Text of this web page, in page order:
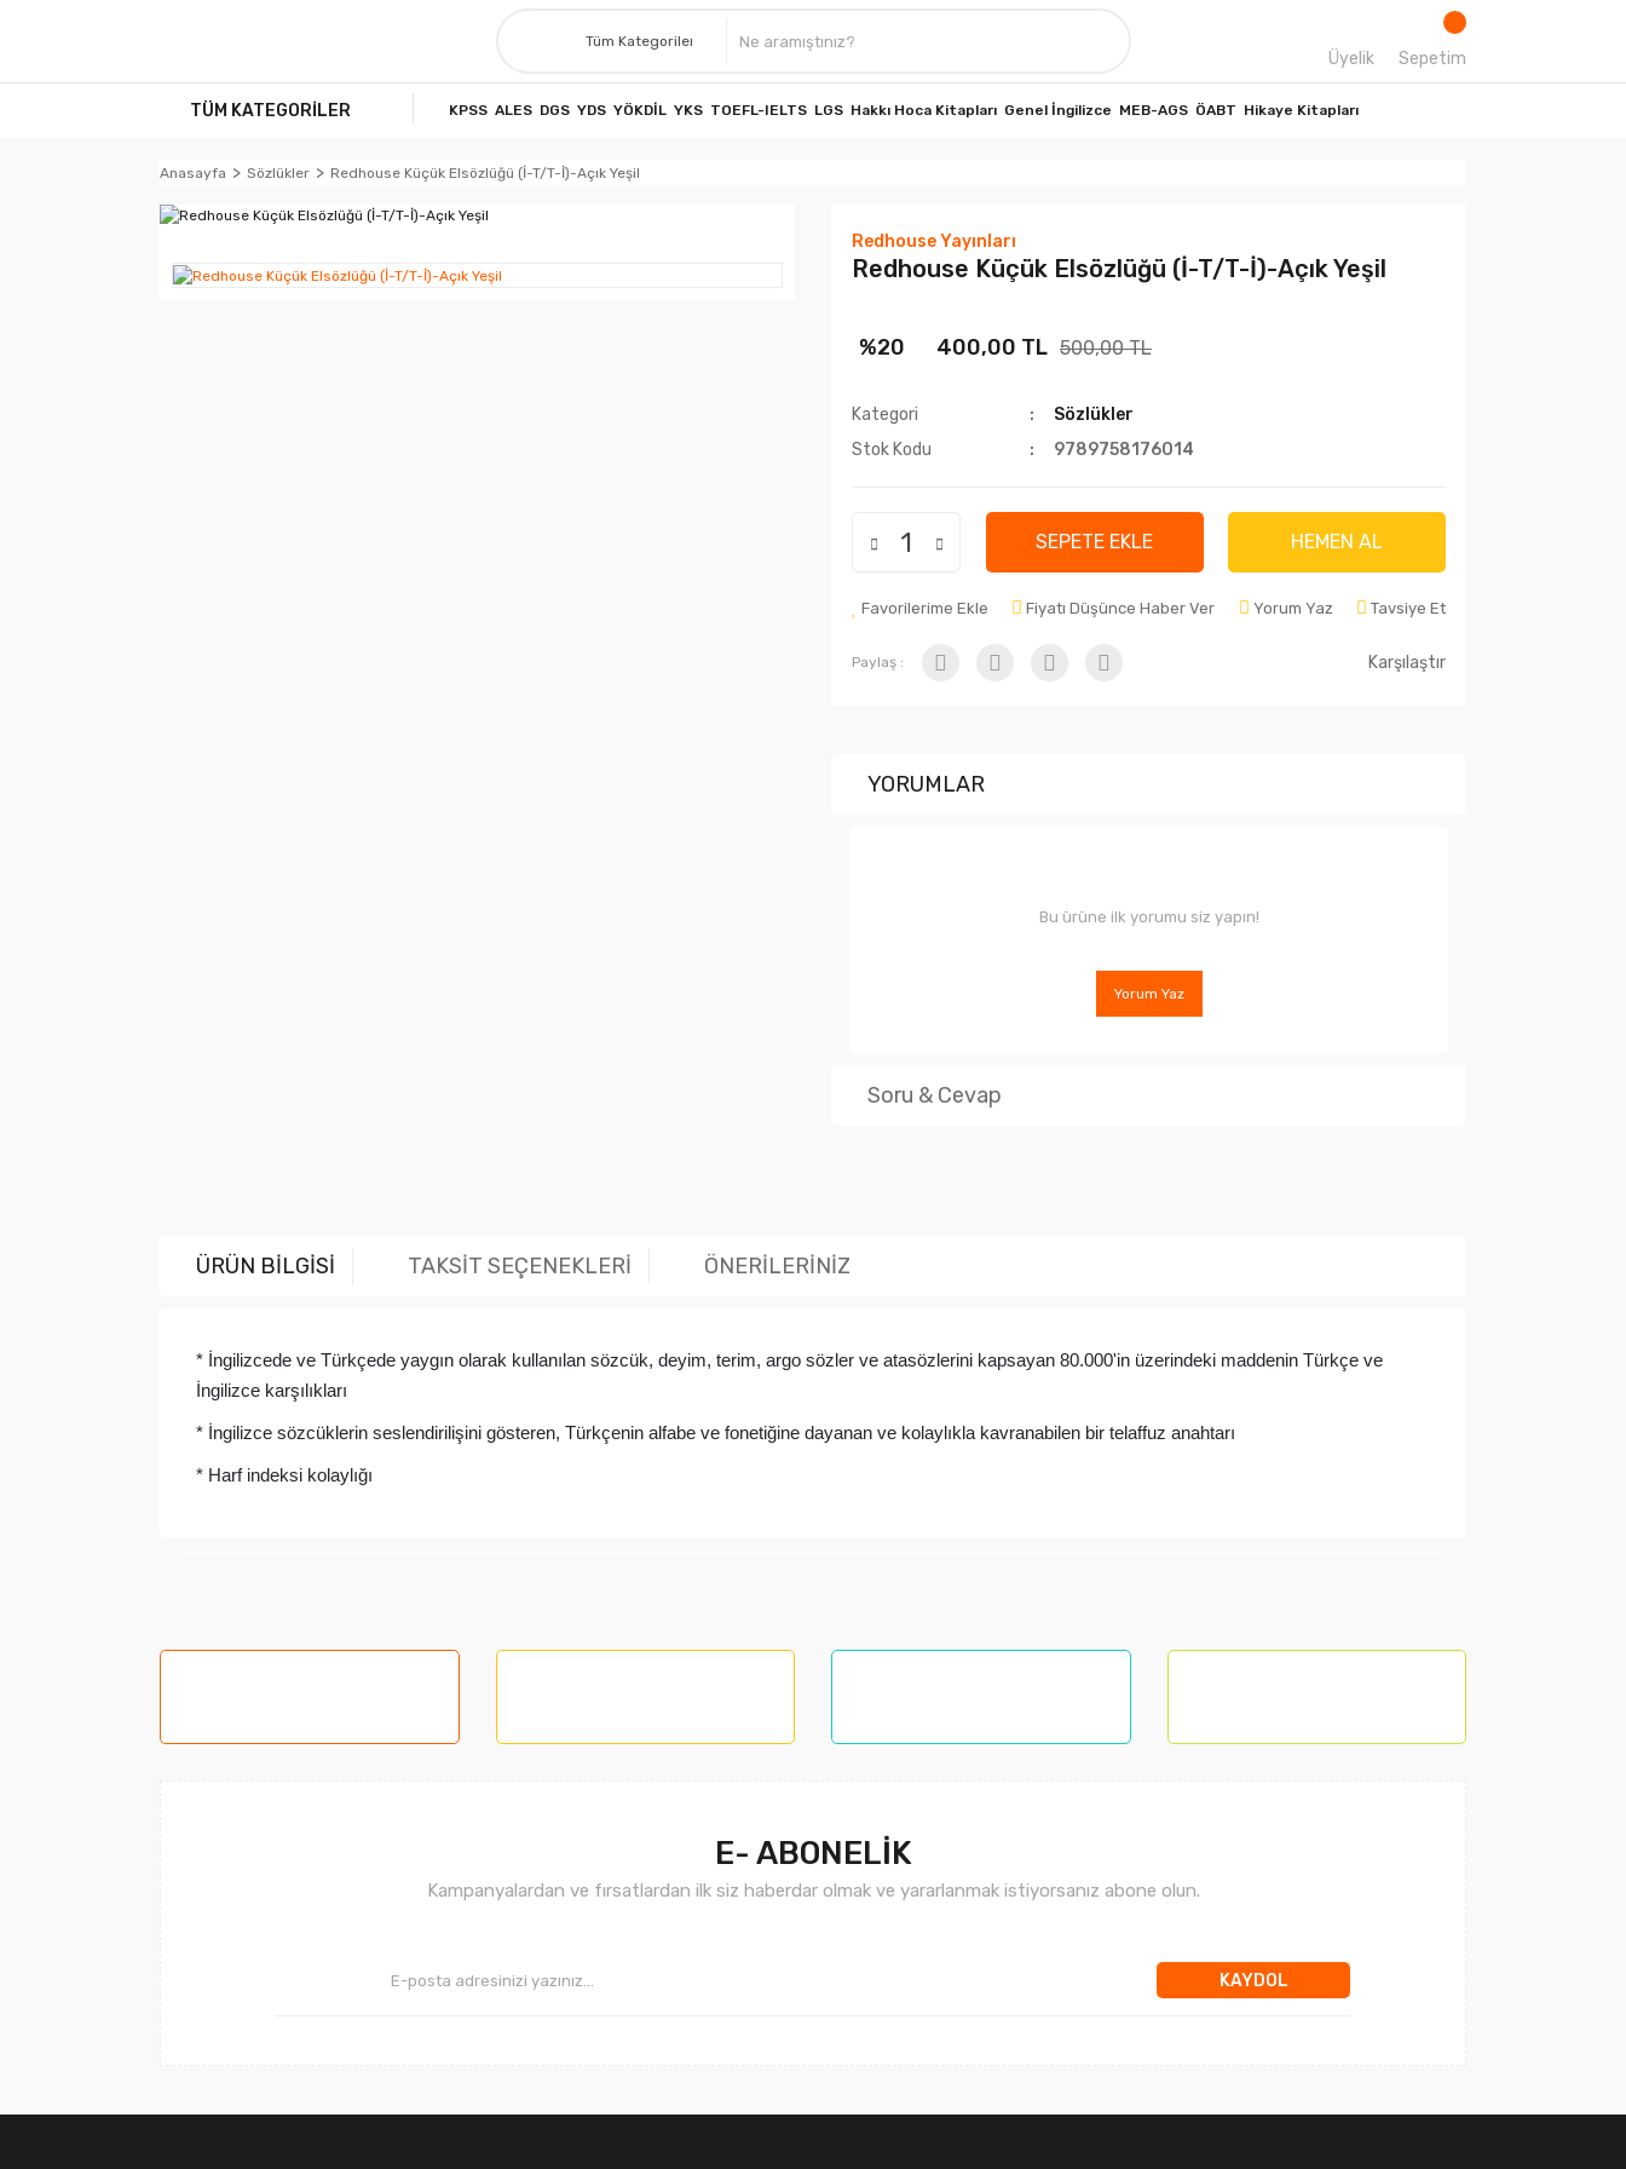
Üyelik Sepetim
TÜM KATEGORİLER KPSS ALES DGS YDS YÖKDİL YKS TOEFL-IELTS LGS Hakkı Hoca Kitapları Genel İngilizce MEB-AGS ÖABT Hikaye Kitapları
Anasayfa Sözlükler Redhouse Küçük Elsözlüğü (İ-T/T-İ)-Açık Yeşil
Redhouse Yayınları
Redhouse Küçük Elsözlüğü (İ-T/T-İ)-Açık Yeşil
%20 400,00 TL 500,00 TL
Kategori
Sözlükler
Stok Kodu
9789758176014
SEPETE EKLE HEMEN AL
Favorilerime Ekle Fiyatı Düşünce Haber Ver Yorum Yaz Tavsiye Et
Paylaş : Karşılaştır
YORUMLAR
Bu ürüne ilk yorumu siz yapın!
Yorum Yaz
Soru & Cevap
ÜRÜN BİLGİSİ TAKSİT SEÇENEKLERİ ÖNERİLERİNİZ
* İngilizcede ve Türkçede yaygın olarak kullanılan sözcük, deyim, terim, argo sözler ve atasözlerini kapsayan 80.000'in üzerindeki maddenin Türkçe ve
İngilizce karşılıkları
* İngilizce sözcüklerin seslendirilişini gösteren, Türkçenin alfabe ve fonetiğine dayanan ve kolaylıkla kavranabilen bir telaffuz anahtarı
* Harf indeksi kolaylığı
Ürün açıklamasında eksik bilgiler bulunuyor.
E- ABONELİK
Kampanyalardan ve fırsatlardan ilk siz haberdar olmak ve yararlanmak istiyorsanız abone olun.
KAYDOL